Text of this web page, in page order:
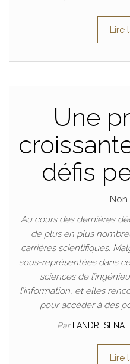
Lire
Une
défis
Non
Au cours des dernières
de plus en plus
carrières scientifiques.
sous-représentées dans
sciences de
l’information, et elles
pour accéder à des
Par FANDRESENA
Lire